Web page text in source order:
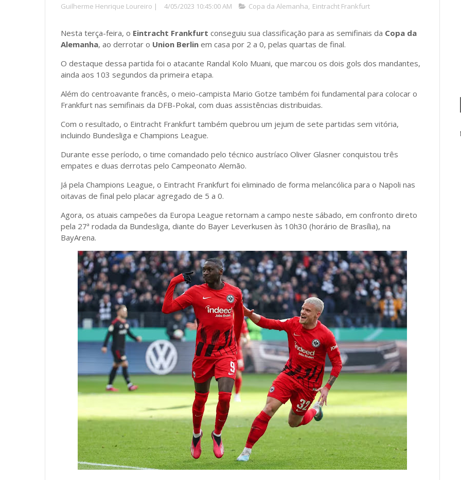
Guilherme Henrique Loureiro | 4/05/2023 10:45:00 AM Copa da Alemanha, Eintracht Frankfurt
Nesta terça-feira, o Eintracht Frankfurt conseguiu sua classificação para as semifinais da Copa da
Alemanha, ao derrotar o Union Berlin em casa por 2 a 0, pelas quartas de final.
O destaque dessa partida foi o atacante Randal Kolo Muani, que marcou os dois gols dos mandantes,
ainda aos 103 segundos da primeira etapa.
Além do centroavante francês, o meio-campista Mario Gotze também foi fundamental para colocar o
Frankfurt nas semifinais da DFB-Pokal, com duas assistências distribuidas.
Com o resultado, o Eintracht Frankfurt também quebrou um jejum de sete partidas sem vitória,
incluindo Bundesliga e Champions League.
Durante esse período, o time comandado pelo técnico austríaco Oliver Glasner conquistou três
empates e duas derrotas pelo Campeonato Alemão.
Já pela Champions League, o Eintracht Frankfurt foi eliminado de forma melancólica para o Napoli nas
oitavas de final pelo placar agregado de 5 a 0.
Agora, os atuais campeões da Europa League retornam a campo neste sábado, em confronto direto
pela 27ª rodada da Bundesliga, diante do Bayer Leverkusen às 10h30 (horário de Brasília), na
BayArena.